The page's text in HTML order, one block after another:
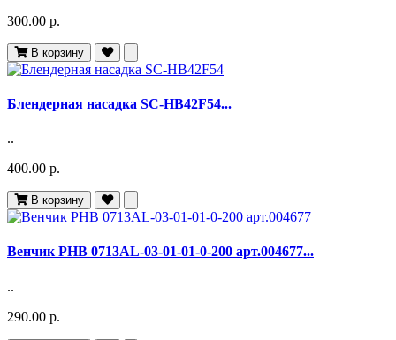
300.00 р.
В корзину
Блендерная насадка SC-HB42F54...
..
400.00 р.
В корзину
Венчик PHB 0713AL-03-01-01-0-200 арт.004677...
..
290.00 р.